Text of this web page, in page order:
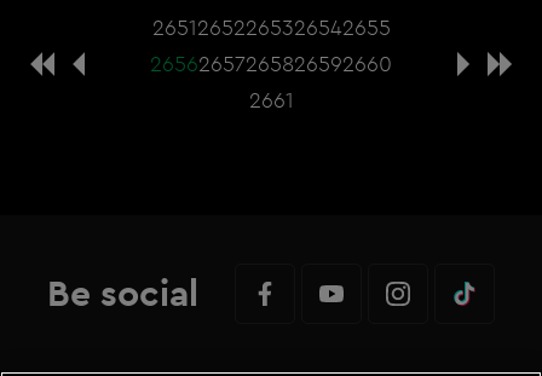
26512652265326542655
26562657265826592660
2661
Be social